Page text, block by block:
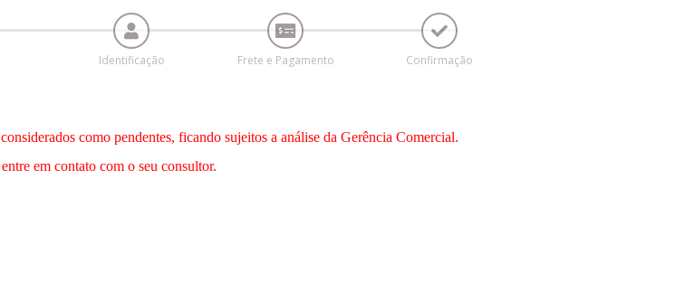
Identificação Frete e Pagamento Confirmação
como pendentes, ficando sujeitos a análise da Gerência Comercial.
em contato com o seu consultor.